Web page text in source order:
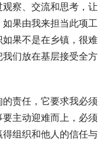
察、交流和思考，让
果由我来担当此项工
果不是在乡镇，很难
们放在基层接受全方
责任，它要求我必须
主动迎难而上，必须
组织和他人的信任与